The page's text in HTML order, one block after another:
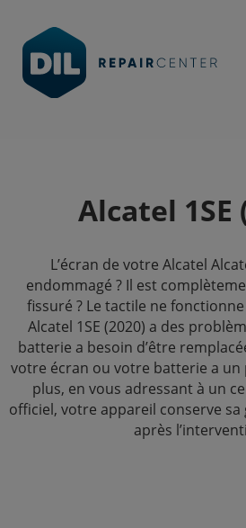
Alcatel 1SE
L’écran de votre Alcatel
endommagé ? Il est
fissuré ? Le tactile ne
Alcatel 1SE (2020) a des
batterie a besoin d’être
votre écran ou votre batterie a
plus, en vous adressant à un
officiel, votre appareil conserve
après